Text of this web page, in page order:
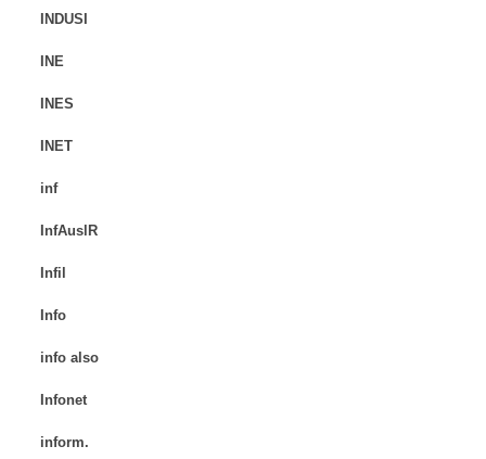
INDUSI
INE
INES
INET
inf
InfAuslR
Infil
Info
info also
Infonet
inform.